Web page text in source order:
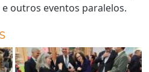
outros eventos paralelos.